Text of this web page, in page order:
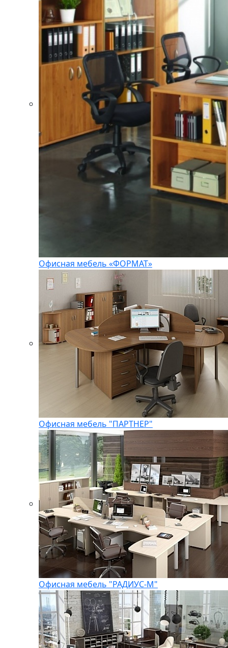
Офисная мебель «ФОРМАТ»
Офисная мебель "ПАРТНЕР"
Офисная мебель "РАДИУС-М"